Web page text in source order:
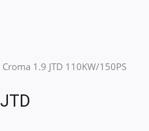
1.9 JTD 110KW/150PS